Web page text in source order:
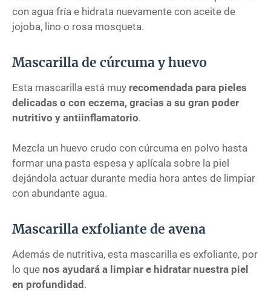
con agua fría e hidrata nuevamente con aceite de
jojoba, lino o rosa mosqueta.
Mascarilla de cúrcuma y huevo
Esta mascarilla está muy recomendada para pieles
delicadas o con eczema, gracias a su gran poder
nutritivo y antiinflamatorio.
Mezcla un huevo crudo con cúrcuma en polvo hasta
formar una pasta espesa y aplícala sobre la piel
dejándola actuar durante media hora antes de limpiar
con abundante agua.
Mascarilla exfoliante de avena
Además de nutritiva, esta mascarilla es exfoliante, por
lo que nos ayudará a limpiar e hidratar nuestra piel
en profundidad.